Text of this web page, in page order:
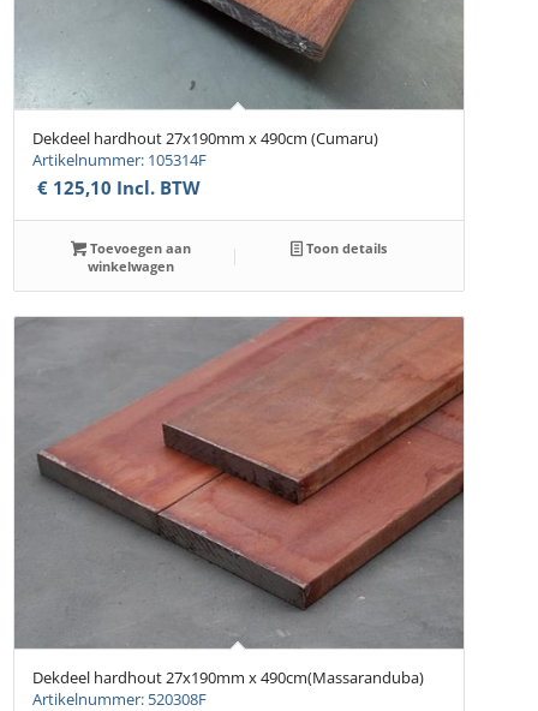
Dekdeel hardhout 27x190mm x 490cm (Cumaru)
Artikelnummer: 105314F
€ 125,10 Incl. BTW
Toevoegen aan
winkelwagen
Toon details
Dekdeel hardhout 27x190mm x 490cm(Massaranduba)
Artikelnummer: 520308F